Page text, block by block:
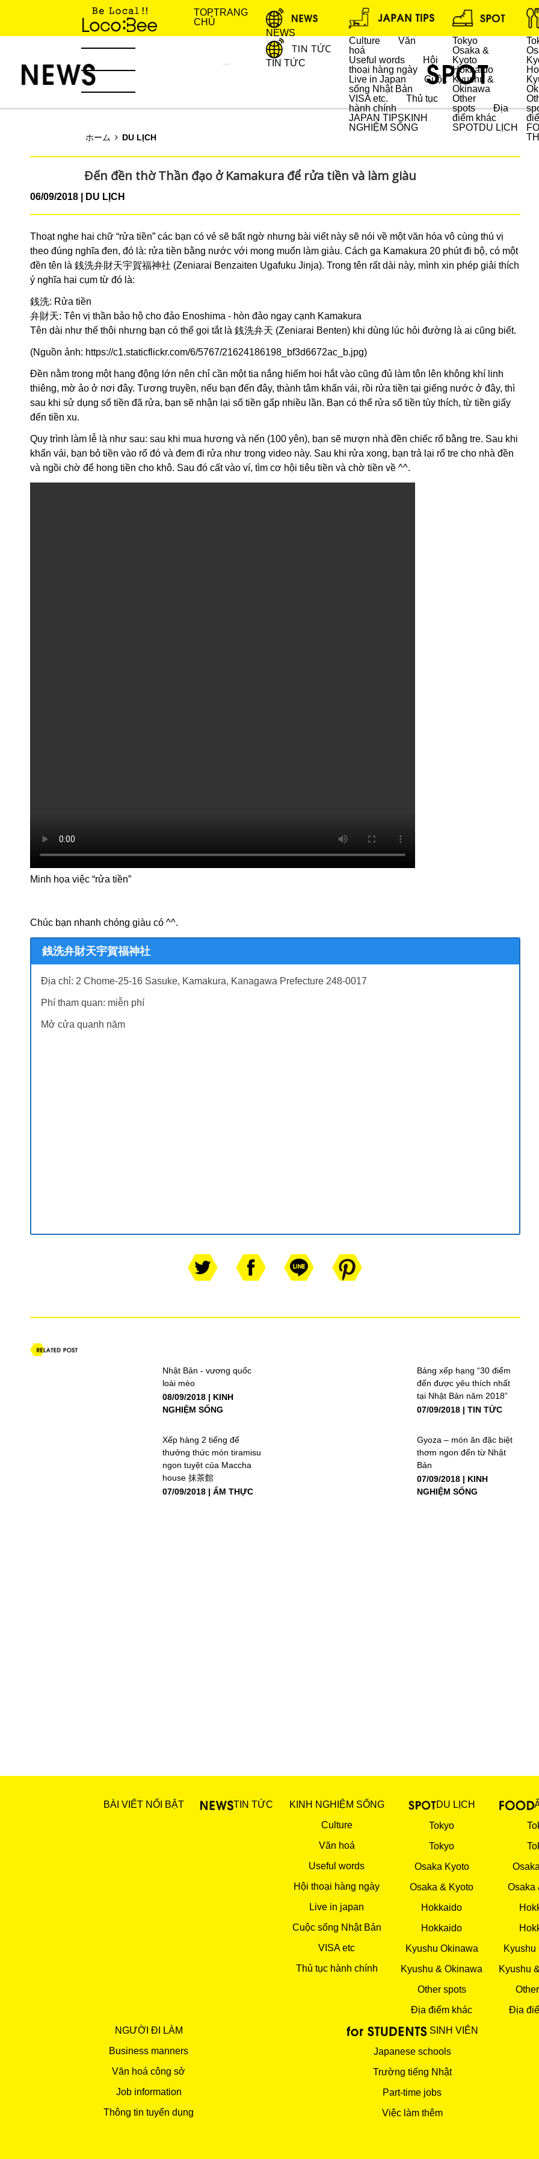
TOPTRANG
CHỦ
NEWS
TIN TỨC
Culture
Văn
hoá
Useful words
Hội
thoại hàng ngày
Live in Japan
Cuộc
sống Nhật Bản
VISA etc.
Thủ tục
hành chính
JAPAN TIPSKINH
NGHIỆM SỐNG
Tokyo
Osaka &
Kyoto
Hokkaido
Kyushu &
Okinawa
Other
spots
Địa
điểm khác
SPOTDU LỊCH
ホーム DU LỊCH
Đến đền thờ Thần đạo ở Kamakura để rửa tiền và làm giàu
06/09/2018 DU LỊCH
Thoạt nghe hai chữ “rửa tiền” các bạn có vẻ sẽ bất ngờ nhưng bài viết này sẽ nói về một văn hóa vô cùng thú vị
theo đúng nghĩa đen, đó là: rửa tiền bằng nước với mong muốn làm giàu. Cách ga Kamakura 20 phút đi bộ, có một
đền tên là 銭洗弁財天宇賀福神社 (Zeniarai Benzaiten Ugafuku Jinja). Trong tên rất dài này, mình xin phép giải thích
ý nghĩa hai cụm từ đó là:
銭洗: Rửa tiền
弁財天: Tên vị thần bảo hộ cho đảo Enoshima - hòn đảo ngay cạnh Kamakura
Tên dài như thế thôi nhưng bạn có thể gọi tắt là 銭洗弁天 (Zeniarai Benten) khi dùng lúc hỏi đường là ai cũng biết.
(Nguồn ảnh: https://c1.staticflickr.com/6/5767/21624186198_bf3d6672ac_b.jpg)
Đền nằm trong một hang động lớn nên chỉ cần một tia nắng hiếm hoi hắt vào cũng đủ làm tôn lên không khí linh
thiêng, mờ ảo ở nơi đây. Tương truyền, nếu bạn đến đây, thành tâm khấn vái, rồi rửa tiền tại giếng nước ở đây, thì
sau khi sử dụng số tiền đã rửa, bạn sẽ nhận lại số tiền gấp nhiều lần. Bạn có thể rửa số tiền tùy thích, từ tiền giấy
đến tiền xu.
Quy trình làm lễ là như sau: sau khi mua hương và nến (100 yên), bạn sẽ mượn nhà đền chiếc rổ bằng tre. Sau khi
khấn vái, bạn bỏ tiền vào rổ đó và đem đi rửa như trong video này. Sau khi rửa xong, bạn trả lại rổ tre cho nhà đền
và ngồi chờ để hong tiền cho khô. Sau đó cất vào ví, tìm cơ hội tiêu tiền và chờ tiền về ^^.
Minh họa việc “rửa tiền”
Chúc bạn nhanh chóng giàu có ^^.
銭洗弁財天宇賀福神社
Địa chỉ: 2 Chome-25-16 Sasuke, Kamakura, Kanagawa Prefecture 248-0017
Phí tham quan: miễn phí
Mở cửa quanh năm
Nhật Bản - vương quốc
loài mèo
08/09/2018
KINH
NGHIỆM SỐNG
Bảng xếp hạng “30 điểm
đến được yêu thích nhất
tại Nhật Bản năm 2018”
07/09/2018
TIN TỨC
Xếp hàng 2 tiếng để
thưởng thức món tiramisu
ngon tuyệt của Maccha
house 抹茶館
07/09/2018
ẨM THỰC
Gyoza – món ăn đặc biệt
thơm ngon đến từ Nhật
Bản
07/09/2018
KINH
NGHIỆM SỐNG
BÀI VIẾT NỔI BẬT TIN TỨC
KINH NGHIỆM SỐNG
Culture
Văn hoá
Useful words
Hội thoại hàng ngày
Live in japan
Cuộc sống Nhật Bản
VISA etc
Thủ tục hành chính
DU LỊCH
Tokyo
Tokyo
Osaka Kyoto
Osaka & Kyoto
Hokkaido
Hokkaido
Kyushu Okinawa
Kyushu & Okinawa
Other spots
Địa điểm khác
Osaka
Kyushu
Kyushu
Địa
NGƯỜI ĐI LÀM
Business manners
Văn hoá công sở
Job information
Thông tin tuyển dụng
SINH VIÊN
Japanese schools
Trường tiếng Nhật
Part-time jobs
Việc làm thêm